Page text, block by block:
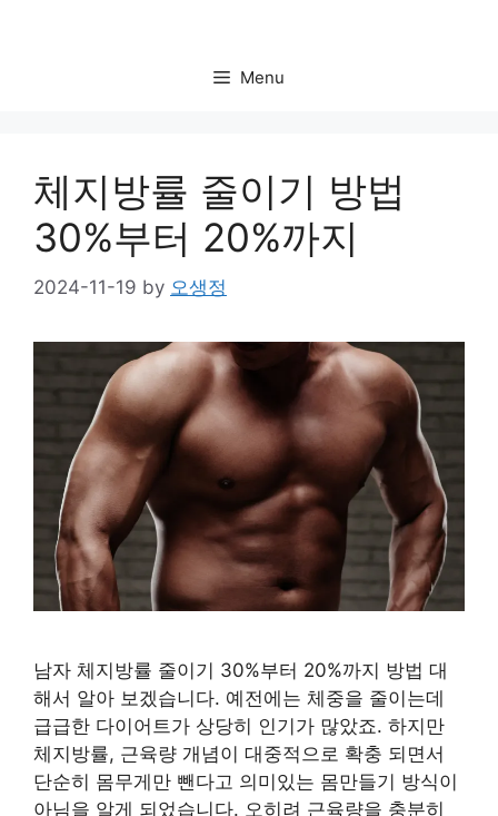
Menu
체지방률 줄이기 방법
30%부터 20%까지
2024-11-19 by 오생정
남자 체지방률 줄이기 30%부터 20%까지 방법 대
해서 알아 보겠습니다. 예전에는 체중을 줄이는데
급급한 다이어트가 상당히 인기가 많았죠. 하지만
체지방률, 근육량 개념이 대중적으로 확충 되면서
단순히 몸무게만 뺀다고 의미있는 몸만들기 방식이
아님을 알게 되었습니다. 오히려 근육량을 충분히